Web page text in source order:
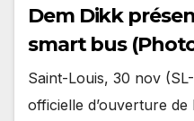
Dem Dikk
smart bus
Saint-Louis, 30 nov
officielle d’ouverture de